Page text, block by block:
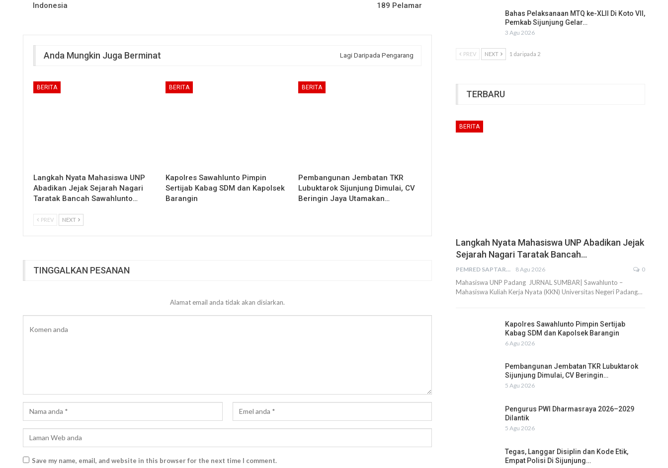
Indonesia
189 Pelamar
Anda Mungkin Juga Berminat Lagi Daripada Pengarang
BERITA
Langkah Nyata Mahasiswa UNP
Abadikan Jejak Sejarah Nagari
Taratak Bancah Sawahlunto…
BERITA
Kapolres Sawahlunto Pimpin
Sertijab Kabag SDM dan Kapolsek
Barangin
BERITA
Pembangunan Jembatan TKR
Lubuktarok Sijunjung Dimulai, CV
Beringin Jaya Utamakan…
PREV NEXT
TINGGALKAN PESANAN
Alamat email anda tidak akan disiarkan.
Save my name, email, and website in this browser for the next time I comment.
Bahas Pelaksanaan MTQ ke-XLII Di Koto VII,
Pemkab Sijunjung Gelar…
3 Agu 2026
PREV NEXT 1 daripada 2
TERBARU
BERITA
Langkah Nyata Mahasiswa UNP Abadikan Jejak
Sejarah Nagari Taratak Bancah…
PEMRED SAPTARIUS 8 Agu 2026 0
Mahasiswa UNP Padang JURNAL SUMBAR| Sawahlunto –
Mahasiswa Kuliah Kerja Nyata (KKN) Universitas Negeri Padang…
Kapolres Sawahlunto Pimpin Sertijab
Kabag SDM dan Kapolsek Barangin
6 Agu 2026
Pembangunan Jembatan TKR Lubuktarok
Sijunjung Dimulai, CV Beringin…
5 Agu 2026
Pengurus PWI Dharmasraya 2026–2029
Dilantik
5 Agu 2026
Tegas, Langgar Disiplin dan Kode Etik,
Empat Polisi Di Sijunjung…